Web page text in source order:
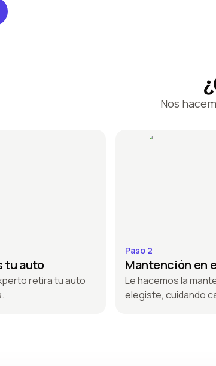
Nos
tu auto
retira tu auto
Paso 2
Mantención en
Le hacemos la
elegiste, cuidando